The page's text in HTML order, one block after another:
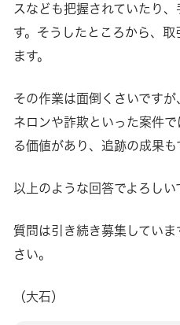
スなども把握されていたり
す。そうしたところから、
ます。
その作業は面倒くさいです
ネロンや詐欺といった案件
る価値があり、追跡の成果
以上のような回答でよろしい
質問は引き続き募集してい
さい。
（大石）